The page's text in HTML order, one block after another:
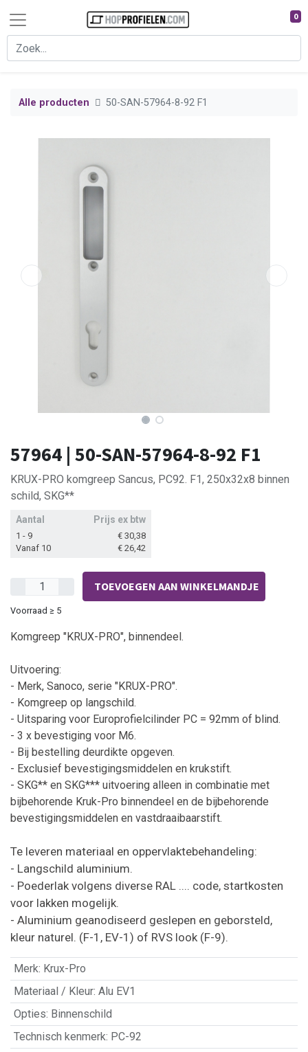
0
Alle producten 50-SAN-57964-8-92 F1
57964 | 50-SAN-57964-8-92 F1
KRUX-PRO komgreep Sancus, PC92. F1, 250x32x8 binnen
schild, SKG**
Aantal Prijs ex btw
1 - 9 € 30,38
Vanaf 10
€ 26,42
TOEVOEGEN AAN WINKELMANDJE
Voorraad ≥ 5
Komgreep "KRUX-PRO", binnendeel.
Uitvoering:
- Merk, Sanoco, serie "KRUX-PRO".
- Komgreep op langschild.
- Uitsparing voor Europrofielcilinder PC = 92mm of blind.
- 3 x bevestiging voor M6.
- Bij bestelling deurdikte opgeven.
- Exclusief bevestigingsmiddelen en krukstift.
- SKG** en SKG*** uitvoering alleen in combinatie met
bijbehorende Kruk-Pro binnendeel en de bijbehorende
bevestigingsmiddelen en vastdraaibaarstift.
Te leveren materiaal en oppervlaktebehandeling:
- Langschild aluminium.
- Poederlak volgens diverse RAL .... code, startkosten
voor lakken mogelijk.
- Aluminium geanodiseerd geslepen en geborsteld,
kleur naturel. (F-1, EV-1) of RVS look (F-9).
Merk: Krux-Pro
Materiaal / Kleur: Alu EV1
Opties: Binnenschild
Technisch kenmerk: PC-92